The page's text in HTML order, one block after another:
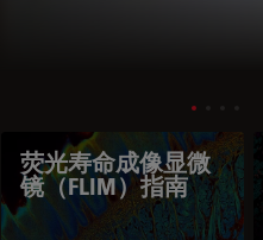
荧光寿命成像显微
镜（FLIM）指南